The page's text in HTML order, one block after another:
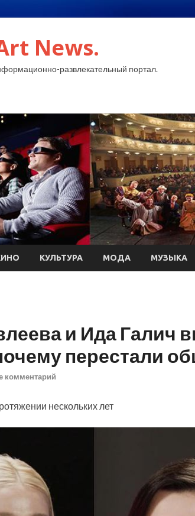
News.
развлекательный портал.
КУЛЬТУРА МОДА МУЗЫКА
и Ида Галич
перестали
комментарий
нескольких лет